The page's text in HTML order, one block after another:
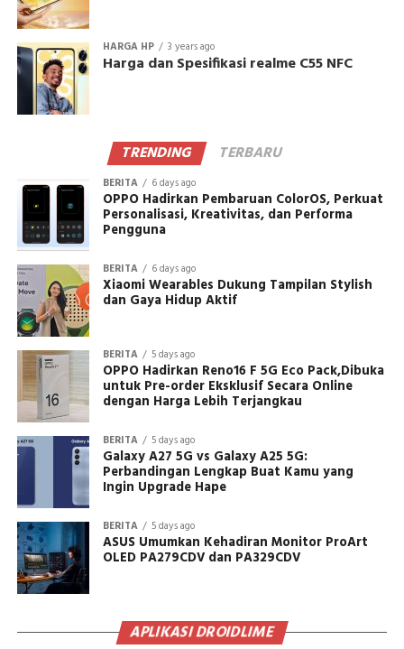
HARGA HP 3 years ago
Harga dan Spesifikasi realme C55 NFC
TRENDING TERBARU
BERITA 6 days ago
OPPO Hadirkan Pembaruan ColorOS, Perkuat
Personalisasi, Kreativitas, dan Performa
Pengguna
BERITA 6 days ago
Xiaomi Wearables Dukung Tampilan Stylish
dan Gaya Hidup Aktif
BERITA 5 days ago
OPPO Hadirkan Reno16 F 5G Eco Pack,Dibuka
untuk Pre-order Eksklusif Secara Online
dengan Harga Lebih Terjangkau
BERITA 5 days ago
Galaxy A27 5G vs Galaxy A25 5G:
Perbandingan Lengkap Buat Kamu yang
Ingin Upgrade Hape
BERITA 5 days ago
ASUS Umumkan Kehadiran Monitor ProArt
OLED PA279CDV dan PA329CDV
APLIKASI DROIDLIME